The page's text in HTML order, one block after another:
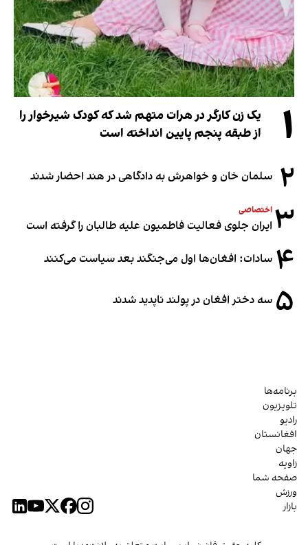
۱
یک زن کارگر در هرات متهم شد که کودک شیرخوار را
از طبقه پنجم پایین انداخته است
۲ سلمان خان و خواهرش به دادگاهی در هند احضار شدند
۳ اختصاصی
ایران جلوی فعالیت فاطمیون علیه طالبان را گرفته است
۴ سادات: افغان‌ها اول می‌جنگند بعد سیاست می‌کنند
۵ سه دختر افغان در پولند ناپدید شدند
برنامه‌ها
تلویزیون
رادیو
افغانستان
جهان
زاویه
صفحه شما
ورزش
بازار